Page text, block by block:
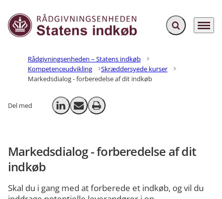
Gå til forsiden Fold søgefelt ud
Menu
Rådgivningsenheden – Statens indkøb
Kompetenceudvikling
Skræddersyede kurser
Markedsdialog - forberedelse af dit indkøb
Del med Del på LinkedIn
Send email
Print
Markedsdialog - forberedelse af dit
indkøb
Skal du i gang med at forberede et indkøb, og vil du